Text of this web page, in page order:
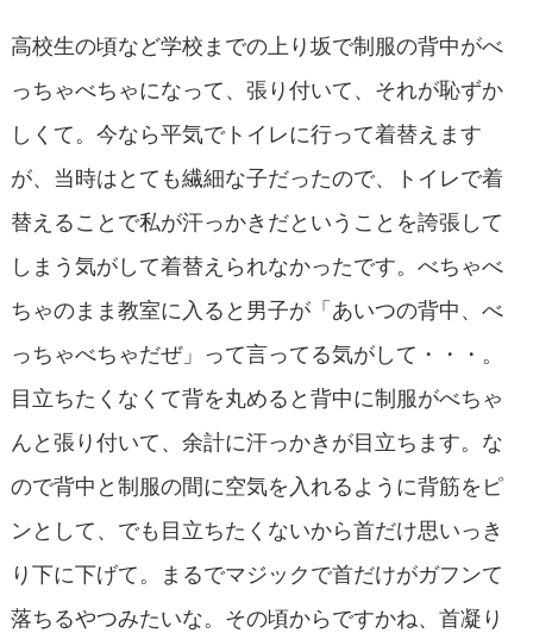
高校生の頃など学校までの上り坂で制服の背中がべ
っちゃべちゃになって、張り付いて、それが恥ずか
しくて。今なら平気でトイレに行って着替えます
が、当時はとても繊細な子だったので、トイレで着
替えることで私が汗っかきだということを誇張して
しまう気がして着替えられなかったです。べちゃべ
ちゃのまま教室に入ると男子が「あいつの背中、べ
っちゃべちゃだぜ」って言ってる気がして・・・。
目立ちたくなくて背を丸めると背中に制服がべちゃ
んと張り付いて、余計に汗っかきが目立ちます。な
ので背中と制服の間に空気を入れるように背筋をピ
ンとして、でも目立ちたくないから首だけ思いっき
り下に下げて。まるでマジックで首だけがガフンて
落ちるやつみたいな。その頃からですかね、首凝り